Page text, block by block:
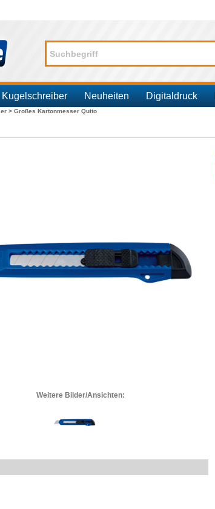
Kugelschreiber Neuheiten Digitaldruck
> Großes Kartonmesser Quito
Weitere Bilder/Ansichten: